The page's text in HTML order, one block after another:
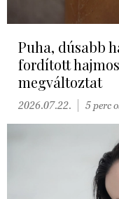
Puha, dúsabb
fordított
megváltoztat
2026.07.22. 5 perc